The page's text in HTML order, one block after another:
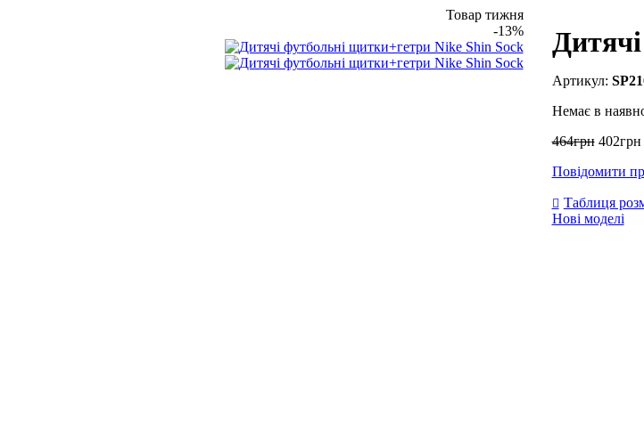
Товар тижня
-13%
Немає в
464грн 402грн
Повідомити
Таблиця
Нові моделі